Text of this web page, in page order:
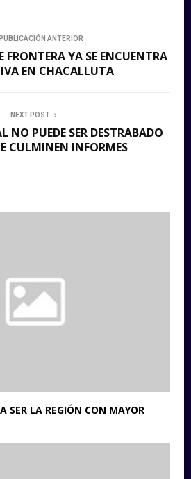
PUBLICACIÓN ANTERIOR
FRONTERA YA SE ENCUENTRA
EN CHACALLUTA
NEXT POST
NO PUEDE SER DESTRABADO
CULMINEN INFORMES
SER LA REGIÓN CON MAYOR